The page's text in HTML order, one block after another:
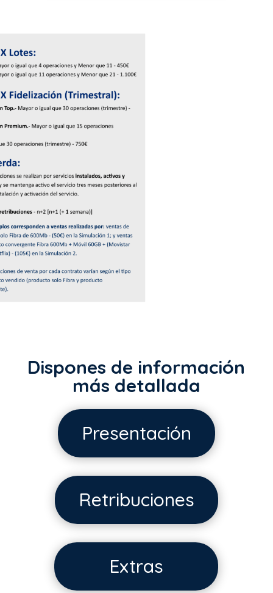
Dispones de información
más detallada
Presentación
Retribuciones
Extras